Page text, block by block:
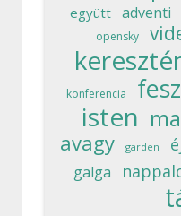
együtt adventi
opensky
konferencia
isten
avagy garden
galga